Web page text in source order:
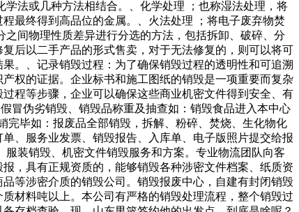
法或几种方法相结合。、化学处理 ；也称湿法处理，将
最终得到高品位的金属。、火法处理 ；将电子废弃物焚
间物理性质差异进行分选的方法，包括拆卸、破碎、分
后以二手产品的形式售卖，对于无法修复的，则可以将可
。、记录销毁过程：为了确保销毁过程的透明性和可追溯
权的证据。企业标书和施工图纸的销毁是一项重要而复杂
程等步骤，企业可以确保这些商业机密文件得到安全、有
冒伪劣销毁、销毁品称重及抽查如：销毁食品进入本中心
完毕如：报废品全部销毁，拆解、粉碎、焚烧、生化物化
、服务业发票、销毁报告、入库单、电子版照片提交给报
装销毁、机密文件销毁服务和方案。专业物流团队向客
，具有正规资质的，能够销毁各种涉密文件档案、纸质资
等涉密介质的销毁公司。销毁报废中心，自建有封闭销毁
材料吨以上。本公司有严格的销毁处理流程，整个销毁过